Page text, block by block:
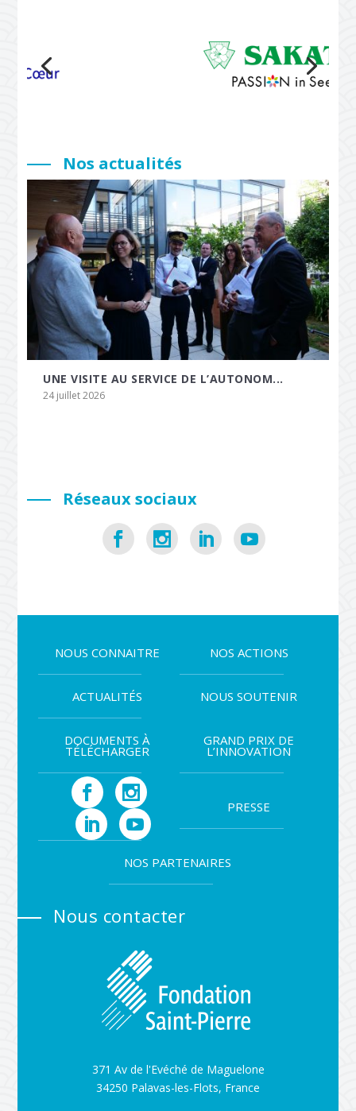
Nos actualités
UNE VISITE AU SERVICE DE L’AUTONOM...
24 juillet 2026
Réseaux sociaux
NOUS CONNAITRE NOS ACTIONS
ACTUALITÉS NOUS SOUTENIR
DOCUMENTS À
TÉLÉCHARGER
GRAND PRIX DE
L’INNOVATION
PRESSE
NOS PARTENAIRES
Nous contacter
371 Av de l'Evéché de Maguelone
34250 Palavas-les-Flots, France